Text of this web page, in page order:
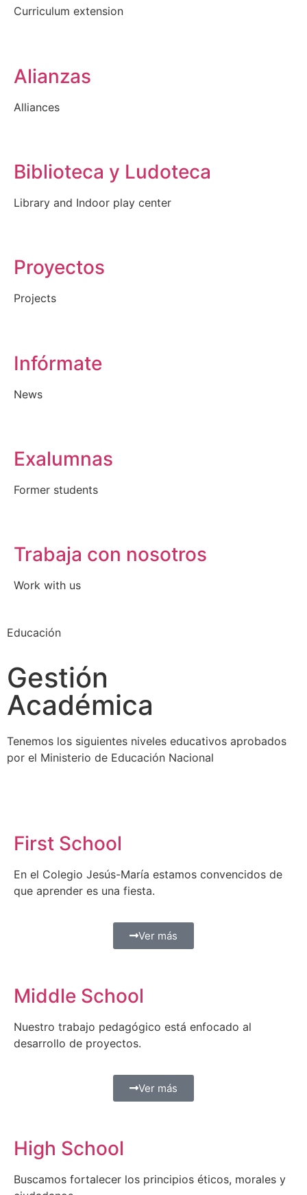
Curriculum extension
Alianzas
Alliances
Biblioteca y Ludoteca
Library and Indoor play center
Proyectos
Projects
Infórmate
News
Exalumnas
Former students
Trabaja con nosotros
Work with us
Educación
Gestión
Académica
Tenemos los siguientes niveles educativos aprobados
por el Ministerio de Educación Nacional
First School
En el Colegio Jesús-María estamos convencidos de
que aprender es una fiesta.
Ver más
Middle School
Nuestro trabajo pedagógico está enfocado al
desarrollo de proyectos.
Ver más
High School
Buscamos fortalecer los principios éticos, morales y